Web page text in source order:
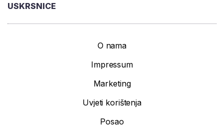
USKRSNICE
O nama
Impressum
Marketing
Uvjeti korištenja
Posao